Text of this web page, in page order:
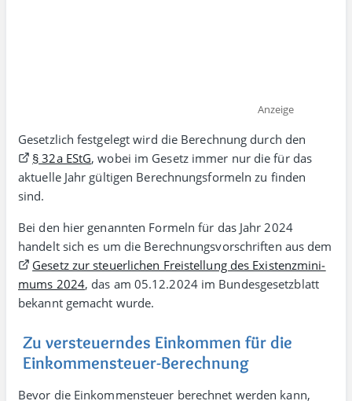
Anzeige
Gesetzlich festgelegt wird die Berechnung durch den
§ 32a EStG, wobei im Gesetz immer nur die für das
aktuelle Jahr gültigen Berechnungs­formeln zu finden
sind.
Bei den hier genannten Formeln für das Jahr 2024
handelt sich es um die Berechnungs­vor­schriften aus dem
Gesetz zur steuer­lichen Frei­stellung des Existenz­mini­
mums 2024, das am 05.12.2024 im Bundes­gesetz­blatt
bekannt gemacht wurde.
Zu versteuerndes Einkommen für die
Einkommensteuer-Berechnung
Bevor die Einkommen­steuer berechnet werden kann,